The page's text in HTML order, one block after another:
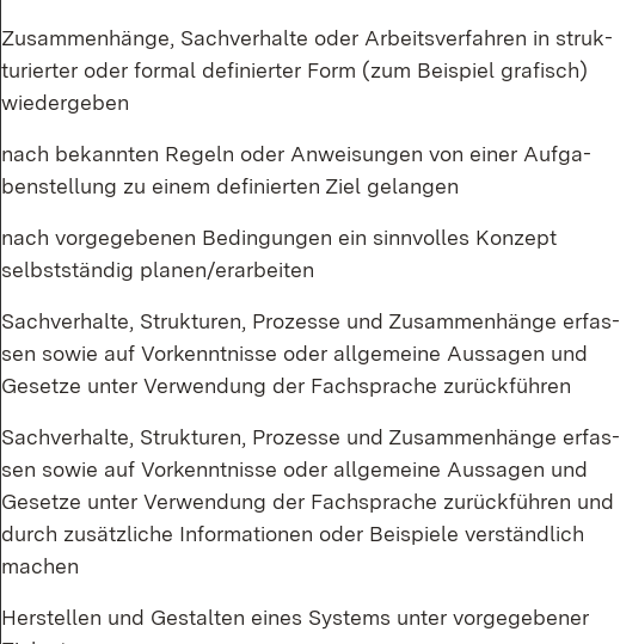
Zu­sam­men­hän­ge, Sach­ver­hal­te oder Ar­beits­ver­fah­ren in struk­
tu­rier­ter oder for­mal de­fi­nier­ter Form (zum Bei­spiel gra­fisch)
wie­der­ge­ben
nach be­kann­ten Re­geln oder An­wei­sun­gen von ei­ner Auf­ga­
ben­stel­lung zu ei­nem de­fi­nier­ten Ziel ge­lan­gen
nach vor­ge­ge­be­nen Be­din­gun­gen ein sinn­vol­les Kon­zept
selbst­stän­dig pla­nen/er­ar­bei­ten
Sach­ver­hal­te, Struk­tu­ren, Pro­zes­se und Zu­sam­men­hän­ge er­fas­
sen so­wie auf Vor­kennt­nis­se oder all­ge­mei­ne Aus­sa­gen und
Ge­set­ze un­ter Ver­wen­dung der Fach­spra­che zu­rück­füh­ren
Sach­ver­hal­te, Struk­tu­ren, Pro­zes­se und Zu­sam­men­hän­ge er­fas­
sen so­wie auf Vor­kennt­nis­se oder all­ge­mei­ne Aus­sa­gen und
Ge­set­ze un­ter Ver­wen­dung der Fach­spra­che zu­rück­füh­ren und
durch zu­sätz­li­che In­for­ma­tio­nen oder Bei­spie­le ver­ständ­lich
ma­chen
Her­stel­len und Ge­stal­ten ei­nes Sys­tems un­ter vor­ge­ge­be­ner